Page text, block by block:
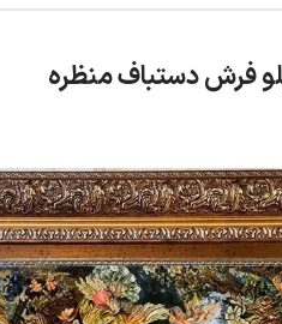
فرش دستباف منظره